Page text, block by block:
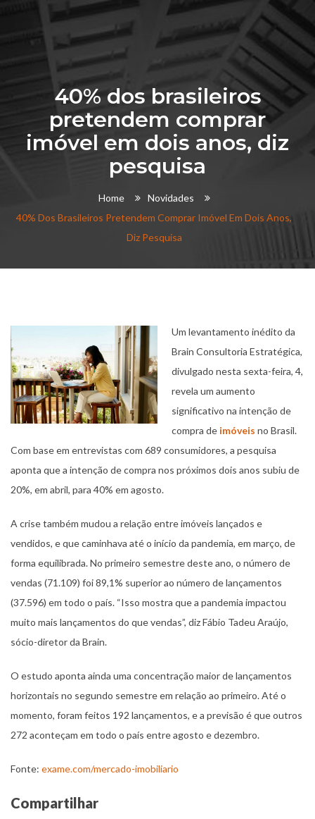
40% dos brasileiros
pretendem comprar
imóvel em dois anos, diz
pesquisa
Home
Novidades
40% Dos Brasileiros Pretendem Comprar Imóvel Em Dois Anos,
Diz Pesquisa
Um levantamento inédito da
Brain Consultoria Estratégica,
divulgado nesta sexta-feira, 4,
revela um aumento
significativo na intenção de
compra de imóveis no Brasil.
Com base em entrevistas com 689 consumidores, a pesquisa
aponta que a intenção de compra nos próximos dois anos subiu de
20%, em abril, para 40% em agosto.
A crise também mudou a relação entre imóveis lançados e
vendidos, e que caminhava até o início da pandemia, em março, de
forma equilibrada. No primeiro semestre deste ano, o número de
vendas (71.109) foi 89,1% superior ao número de lançamentos
(37.596) em todo o país. “Isso mostra que a pandemia impactou
muito mais lançamentos do que vendas”, diz Fábio Tadeu Araújo,
sócio-diretor da Brain.
O estudo aponta ainda uma concentração maior de lançamentos
horizontais no segundo semestre em relação ao primeiro. Até o
momento, foram feitos 192 lançamentos, e a previsão é que outros
272 aconteçam em todo o país entre agosto e dezembro.
Fonte: exame.com/mercado-imobiliario
Compartilhar